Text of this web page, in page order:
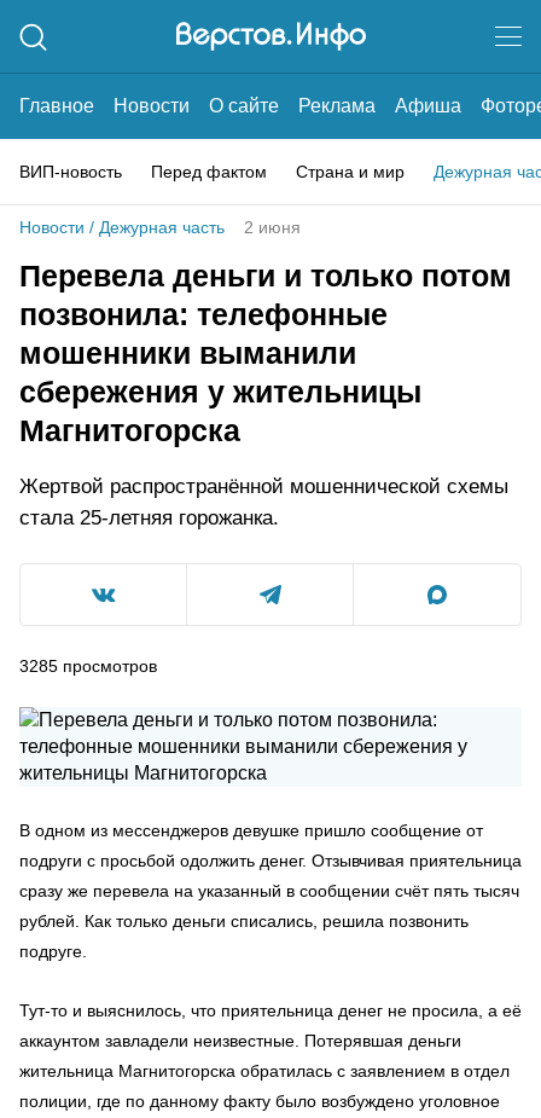
Главное Новости О сайте Реклама Афиша
ВИП-новость Перед фактом Страна и мир Дежурная
Новости / Дежурная часть 2 июня
Перевела деньги и только потом
позвонила: телефонные
мошенники выманили
сбережения у жительницы
Магнитогорска
Жертвой распространённой мошеннической схемы
стала 25-летняя горожанка.
3285 просмотров
В одном из мессенджеров девушке пришло сообщение от
подруги с просьбой одолжить денег. Отзывчивая приятельница
сразу же перевела на указанный в сообщении счёт пять тысяч
рублей. Как только деньги списались, решила позвонить
подруге.
Тут-то и выяснилось, что приятельница денег не просила, а её
аккаунтом завладели неизвестные. Потерявшая деньги
жительница Магнитогорска обратилась с заявлением в отдел
полиции, где по данному факту было возбуждено уголовное